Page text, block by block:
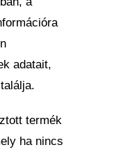
adatait,
termék
ha nincs